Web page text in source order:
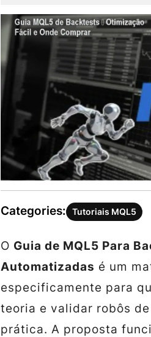
de
2026
Categories: Tutoriais MQL5
O Guia de MQL5 Para
Automatizadas é um
especificamente para
teoria e validar robôs
prática. A proposta